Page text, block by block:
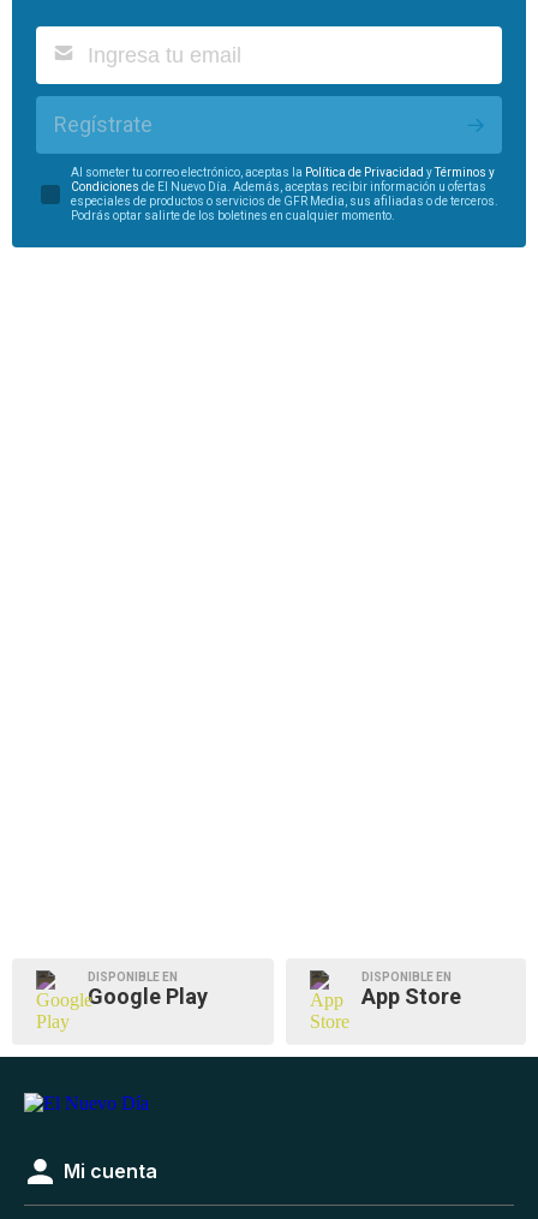
Regístrate
Al someter tu correo electrónico, aceptas la Política de Privacidad yTérminos y
Condiciones de El Nuevo Día. Además, aceptas recibir información u ofertas
especiales de productos o servicios de GFR Media, sus afiliadas o de terceros.
Podrás optar salirte de los boletines en cualquier momento.
DISPONIBLE EN
Google Play
DISPONIBLE EN
App Store
Mi cuenta